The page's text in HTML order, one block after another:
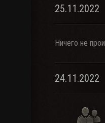
25.11.2022
Ничего не
24.11.2022